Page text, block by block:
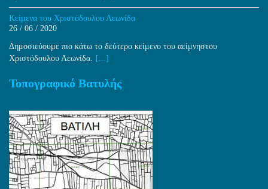
Κείμενα του Χριστόδουλου Λεωνίδα
26 / 06 / 2020
Δημοσιεύουμε πιο κάτω το δεύτερο κείμενο του αείμνηστου
Χριστόδουλου Λεωνίδα.
[...]
Τοπογραφικό Βατυλής